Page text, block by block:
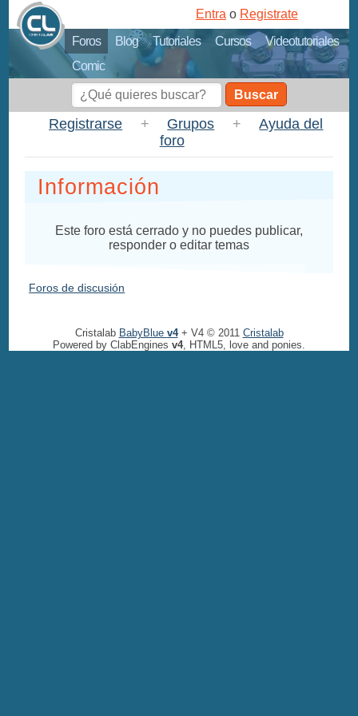
Foros Blog Tutoriales Cursos
Videotutoriales
Comic
Entra o Registrate
Buscar
Registrarse + Grupos +
Ayuda del
foro
Información
Este foro está cerrado y no puedes publicar,
responder o editar temas
Foros de discusión
Cristalab BabyBlue v4+ V4 © 2011 Cristalab
Powered by ClabEngines v4, HTML5, love and ponies.